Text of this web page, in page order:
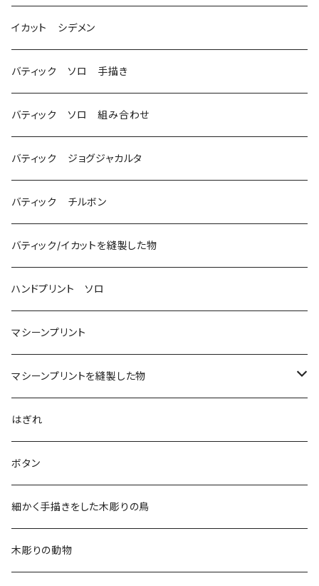
イカット シデメン
バティック ソロ 手描き
バティック ソロ 組み合わせ
バティック ジョグジャカルタ
バティック チルボン
バティック/イカットを縫製した物
ハンドプリント ソロ
マシーンプリント
マシーンプリントを縫製した物
アロハシャツ
2018
2019
ドレスシャツ
チュニック
リバーシブル 帽子
はぎれ
ボタン
細かく手描きをした木彫りの鳥
木彫りの動物